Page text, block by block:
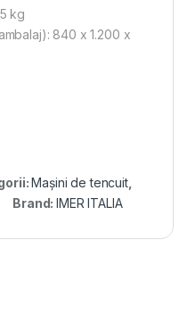
kg
840 x 1.200 x
Mașini de tencuit,
Brand:IMER ITALIA